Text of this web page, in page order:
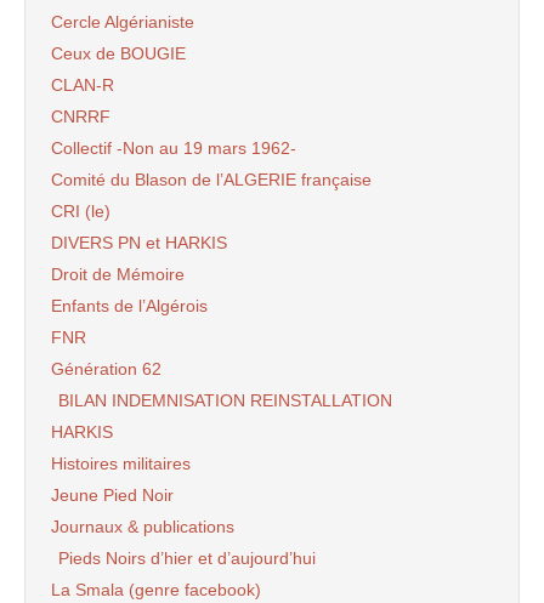
Cercle Algérianiste
Ceux de BOUGIE
CLAN-R
CNRRF
Collectif -Non au 19 mars 1962-
Comité du Blason de l’ALGERIE française
CRI (le)
DIVERS PN et HARKIS
Droit de Mémoire
Enfants de l’Algérois
FNR
Génération 62
BILAN INDEMNISATION REINSTALLATION
HARKIS
Histoires militaires
Jeune Pied Noir
Journaux & publications
Pieds Noirs d’hier et d’aujourd’hui
La Smala (genre facebook)